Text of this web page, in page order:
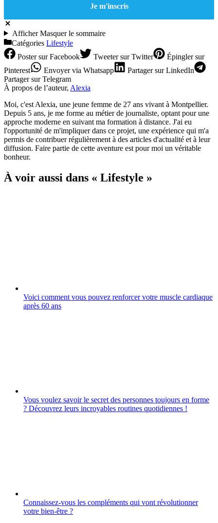
AfficherMasquerle sommaire
Catégories Lifestyle
Postersur Facebook Tweetersur Twitter Épinglersur
Pinterest
Envoyervia Whatsapp Partagersur LinkedIn
Partagersur Telegram
À propos de l’auteur, Alexia
Moi, c'est Alexia, une jeune femme de 27 ans vivant à Montpellier.
Depuis 5 ans, je me forme au métier de journaliste, optant pour une
approche moderne en suivant ma formation à distance. J'ai eu
l'opportunité de m'impliquer dans ce projet, une expérience qui m'a
permis de contribuer régulièrement à des articles d'actualité et à leur
diffusion. Faire partie de cette aventure est pour moi un véritable
bonheur.
À voir aussi dans « Lifestyle »
Voici comment vous pouvez renforcer votre muscle cardiaque
après 60 ans
Vous voulez savoir le secret des personnes toujours en forme
? Découvrez leurs incroyables routines quotidiennes !
Connaissez-vous les compléments qui vont révolutionner
votre bien-être ?